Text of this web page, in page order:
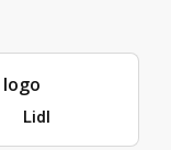
Lidl